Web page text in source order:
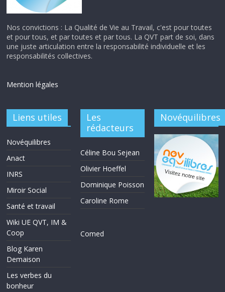
Nos convictions : La Qualité de Vie au Travail, c'est pour toutes
et pour tous, et par toutes et par tous. La QVT part de soi, dans
une juste articulation entre la responsabilité individuelle et les
responsabilités collectives.
Mention légales
Liens utiles
Novéquilibres
Anact
INRS
Miroir Social
Santé et travail
Wiki UE QVT, IM &
Coop
Blog Karen
Demaison
Les verbes du
bonheur
Les
rédacteurs
Céline Bou Sejean
Olivier Hoeffel
Dominique Poisson
Caroline Rome
Comed
Novéquilibres